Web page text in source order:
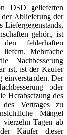
DSD gelieferten
Ablieferung der
Liefergegenstands,
gehört, ist
fehlerhaften
liefern. Mehrfache
Nachbesserung
ist, ist der Käufer
einverstanden. Der
oder
Herabsetzung des
des Vertrages zu
Mängel
vierzehn Tagen ab
Käufer dieser